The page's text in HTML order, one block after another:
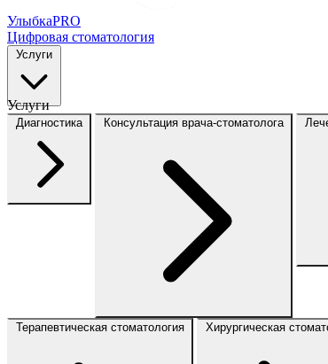
УлыбкаPRO
Цифровая стоматология
Услуги
Услуги
Диагностика Консультация врача-стоматолога
Терапевтическая стоматология Хирургическая